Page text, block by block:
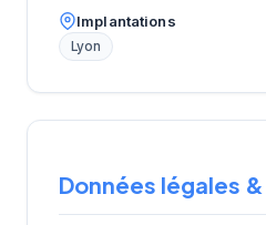
Implantations
Lyon
Données légales